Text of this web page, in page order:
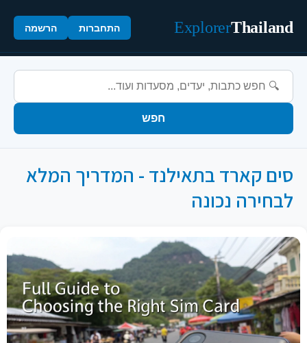
Thailand
Explorer התחברות הרשמה
חפש
סים קארד בתאילנד - המדריך המלא
לבחירה נכונה